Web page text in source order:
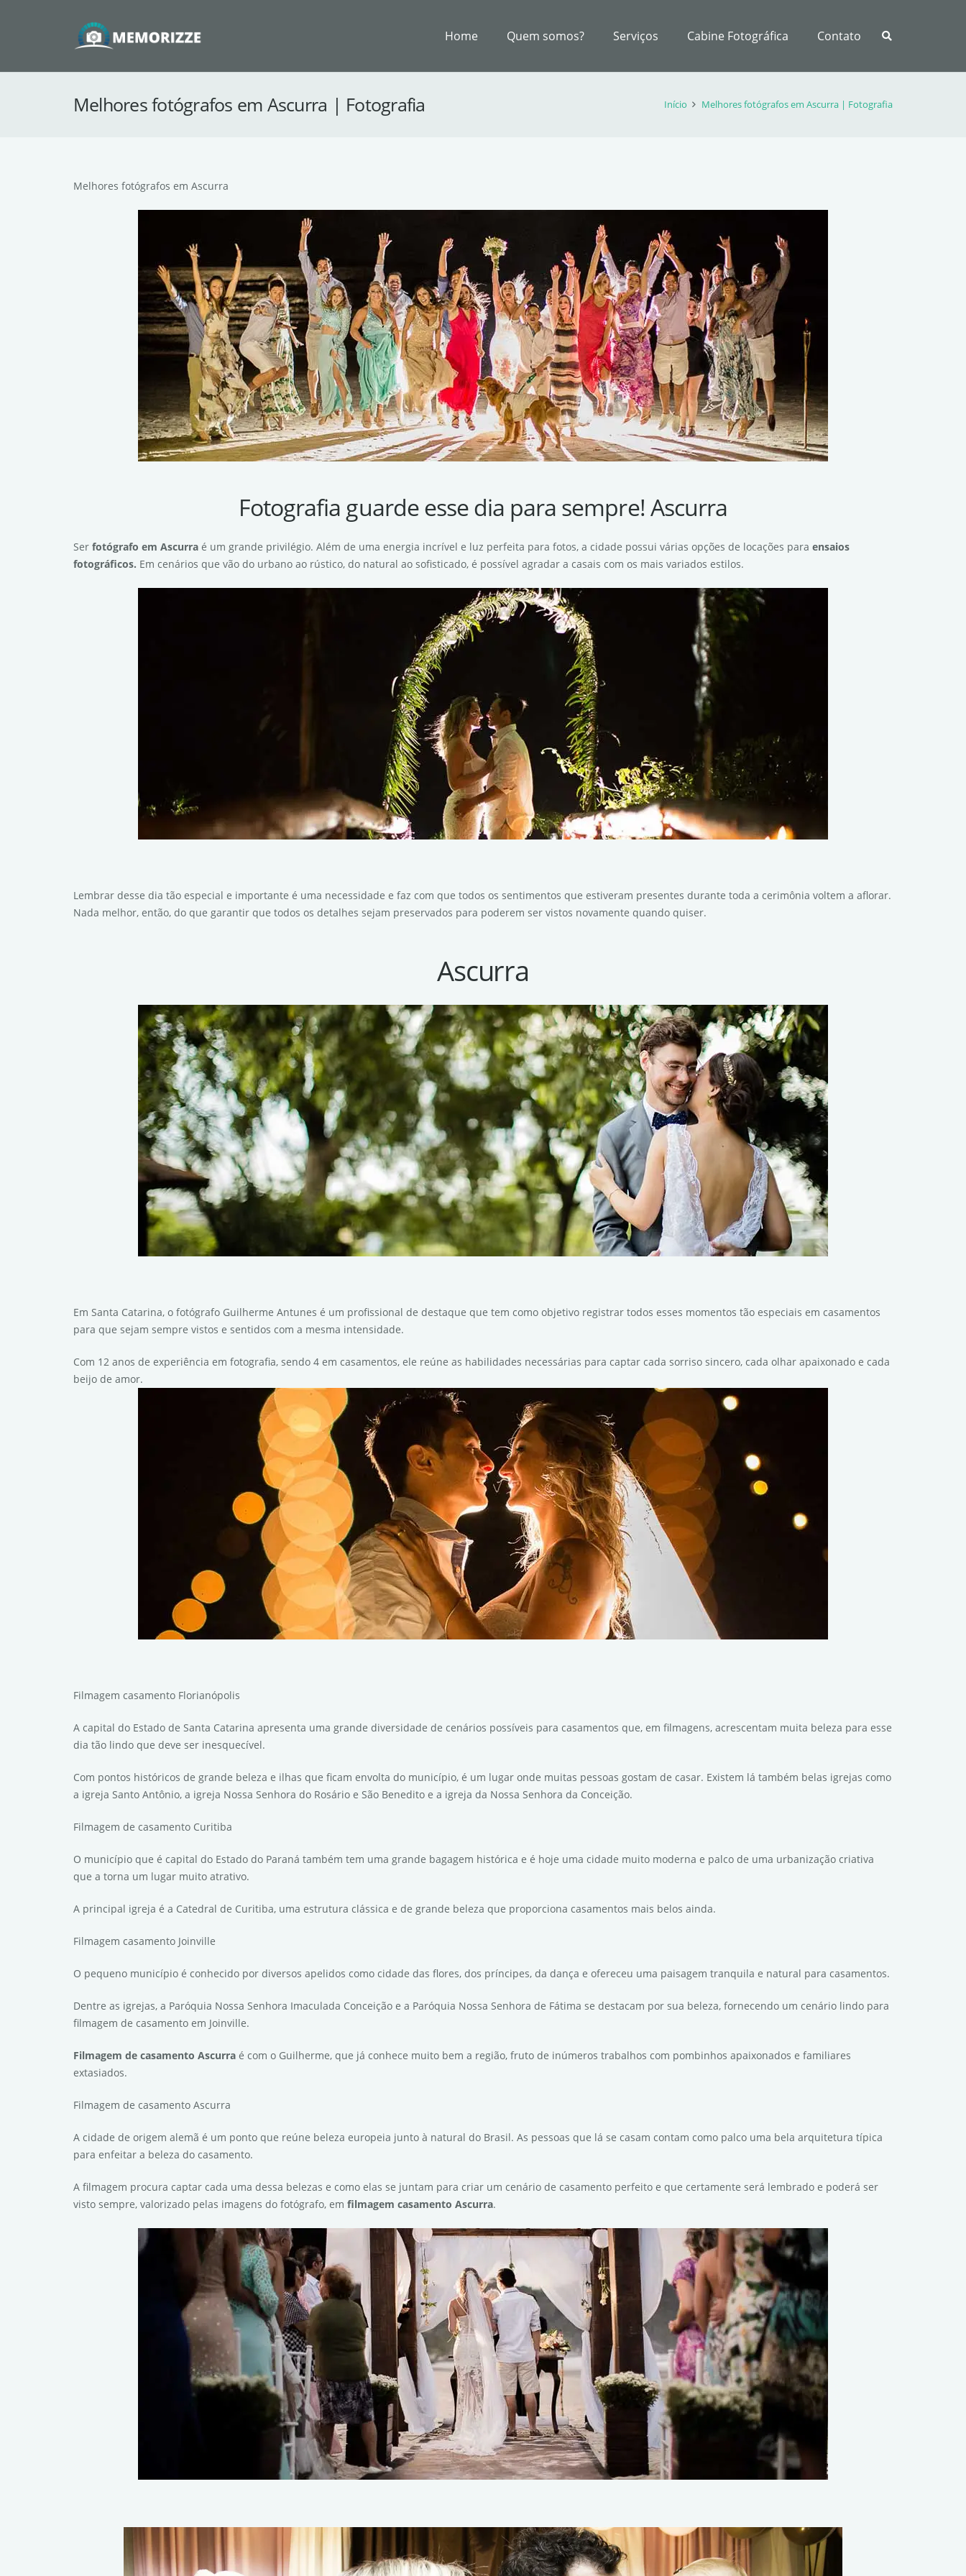
Home Quem somos? Serviços Cabine Fotográfica Contato
Melhores fotógrafos em Ascurra | Fotografia Início Melhores fotógrafos em Ascurra | Fotografia
Melhores fotógrafos em Ascurra
Fotografia guarde esse dia para sempre! Ascurra
Ser fotógrafo em Ascurra é um grande privilégio. Além de uma energia incrível e luz perfeita para fotos, a cidade possui várias opções de locações para ensaios
fotográficos. Em cenários que vão do urbano ao rústico, do natural ao sofisticado, é possível agradar a casais com os mais variados estilos.
Lembrar desse dia tão especial e importante é uma necessidade e faz com que todos os sentimentos que estiveram presentes durante toda a cerimônia voltem a aflorar.
Nada melhor, então, do que garantir que todos os detalhes sejam preservados para poderem ser vistos novamente quando quiser.
Ascurra
Em Santa Catarina, o fotógrafo Guilherme Antunes é um profissional de destaque que tem como objetivo registrar todos esses momentos tão especiais em casamentos
para que sejam sempre vistos e sentidos com a mesma intensidade.
Com 12 anos de experiência em fotografia, sendo 4 em casamentos, ele reúne as habilidades necessárias para captar cada sorriso sincero, cada olhar apaixonado e cada
beijo de amor.
Filmagem casamento Florianópolis
A capital do Estado de Santa Catarina apresenta uma grande diversidade de cenários possíveis para casamentos que, em filmagens, acrescentam muita beleza para esse
dia tão lindo que deve ser inesquecível.
Com pontos históricos de grande beleza e ilhas que ficam envolta do município, é um lugar onde muitas pessoas gostam de casar. Existem lá também belas igrejas como
a igreja Santo Antônio, a igreja Nossa Senhora do Rosário e São Benedito e a igreja da Nossa Senhora da Conceição.
Filmagem de casamento Curitiba
O município que é capital do Estado do Paraná também tem uma grande bagagem histórica e é hoje uma cidade muito moderna e palco de uma urbanização criativa
que a torna um lugar muito atrativo.
A principal igreja é a Catedral de Curitiba, uma estrutura clássica e de grande beleza que proporciona casamentos mais belos ainda.
Filmagem casamento Joinville
O pequeno município é conhecido por diversos apelidos como cidade das flores, dos príncipes, da dança e ofereceu uma paisagem tranquila e natural para casamentos.
Dentre as igrejas, a Paróquia Nossa Senhora Imaculada Conceição e a Paróquia Nossa Senhora de Fátima se destacam por sua beleza, fornecendo um cenário lindo para
filmagem de casamento em Joinville.
Filmagem de casamento Ascurra é com o Guilherme, que já conhece muito bem a região, fruto de inúmeros trabalhos com pombinhos apaixonados e familiares
extasiados.
Filmagem de casamento Ascurra
A cidade de origem alemã é um ponto que reúne beleza europeia junto à natural do Brasil. As pessoas que lá se casam contam como palco uma bela arquitetura típica
para enfeitar a beleza do casamento.
A filmagem procura captar cada uma dessa belezas e como elas se juntam para criar um cenário de casamento perfeito e que certamente será lembrado e poderá ser
visto sempre, valorizado pelas imagens do fotógrafo, em filmagem casamento Ascurra.